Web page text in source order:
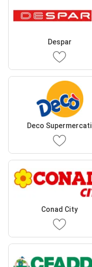
Despar
Deco Supermercati
Conad City